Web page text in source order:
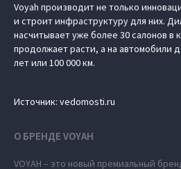
Voyah производит не только
и строит инфраструктуру для них.
насчитывает уже более 30 салонов в
продолжает расти, а на автомобили
лет или 100 000 км.
Источник: vedomosti.ru
О БРЕНДЕ VOYAH
VOYAH – это новый премиальный